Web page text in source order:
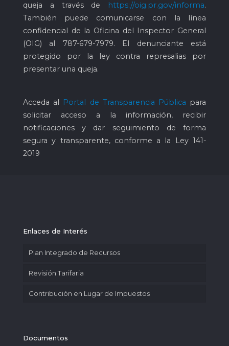
queja a través de
https://oig.pr.gov/informa.
También puede comunicarse con la línea
confidencial de la Oficina del Inspector General
(OIG) al 787-679-7979. El denunciante está
protegido por la ley contra represalias por
presentar una queja.
Acceda al Portal de Transparencia Pública para
solicitar acceso a la información, recibir
notificaciones y dar seguimiento de forma
segura y transparente, conforme a la Ley 141-
2019
Enlaces de Interés
Plan Integrado de Recursos
Revisión Tarifaria
Contribución en Lugar de Impuestos
Documentos